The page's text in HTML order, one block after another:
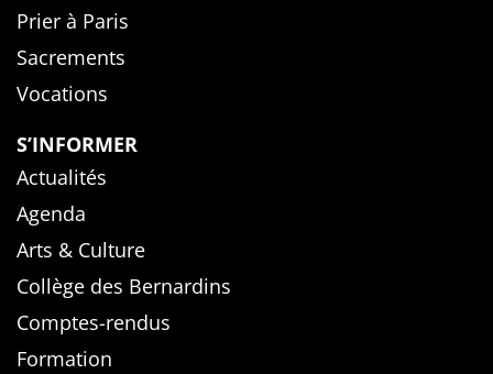
Prier à Paris
Sacrements
Vocations
S’INFORMER
Actualités
Agenda
Arts & Culture
Collège des Bernardins
Comptes-rendus
Formation